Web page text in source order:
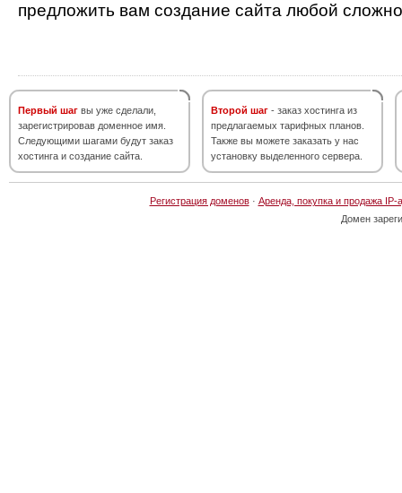
предложить вам создание сайта любой
Первый шаг вы уже сделали,
зарегистрировав доменное имя.
Следующими шагами будут заказ
хостинга и создание сайта.
Второй шаг - заказ хостинга из
предлагаемых тарифных планов.
Также вы можете заказать у нас
установку выделенного сервера.
Регистрация доменов· Аренда, покупка и продажа IP-
Домен